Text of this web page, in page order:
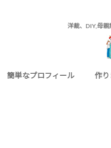
洋裁、DIY,母
簡単なプロフィール 作